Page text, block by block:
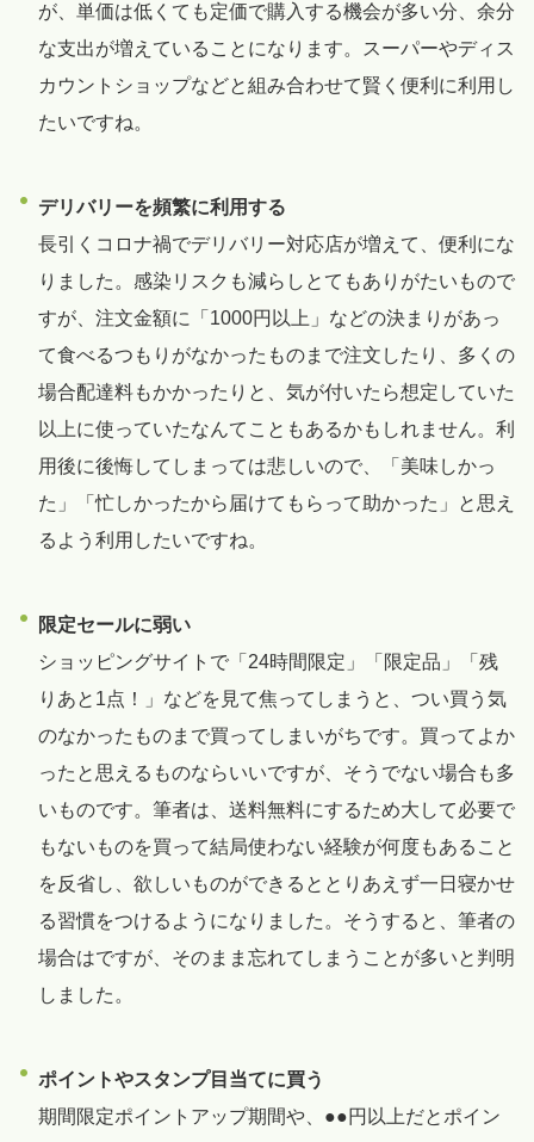
が、単価は低くても定価で購入する機会が多い分、余分
な支出が増えていることになります。スーパーやディス
カウントショップなどと組み合わせて賢く便利に利用し
たいですね。
デリバリーを頻繁に利用する
長引くコロナ禍でデリバリー対応店が増えて、便利にな
りました。感染リスクも減らしとてもありがたいもので
すが、注文金額に「1000円以上」などの決まりがあっ
て食べるつもりがなかったものまで注文したり、多くの
場合配達料もかかったりと、気が付いたら想定していた
以上に使っていたなんてこともあるかもしれません。利
用後に後悔してしまっては悲しいので、「美味しかっ
た」「忙しかったから届けてもらって助かった」と思え
るよう利用したいですね。
限定セールに弱い
ショッピングサイトで「24時間限定」「限定品」「残
りあと1点！」などを見て焦ってしまうと、つい買う気
のなかったものまで買ってしまいがちです。買ってよか
ったと思えるものならいいですが、そうでない場合も多
いものです。筆者は、送料無料にするため大して必要で
もないものを買って結局使わない経験が何度もあること
を反省し、欲しいものができるととりあえず一日寝かせ
る習慣をつけるようになりました。そうすると、筆者の
場合はですが、そのまま忘れてしまうことが多いと判明
しました。
ポイントやスタンプ目当てに買う
期間限定ポイントアップ期間や、●●円以上だとポイン